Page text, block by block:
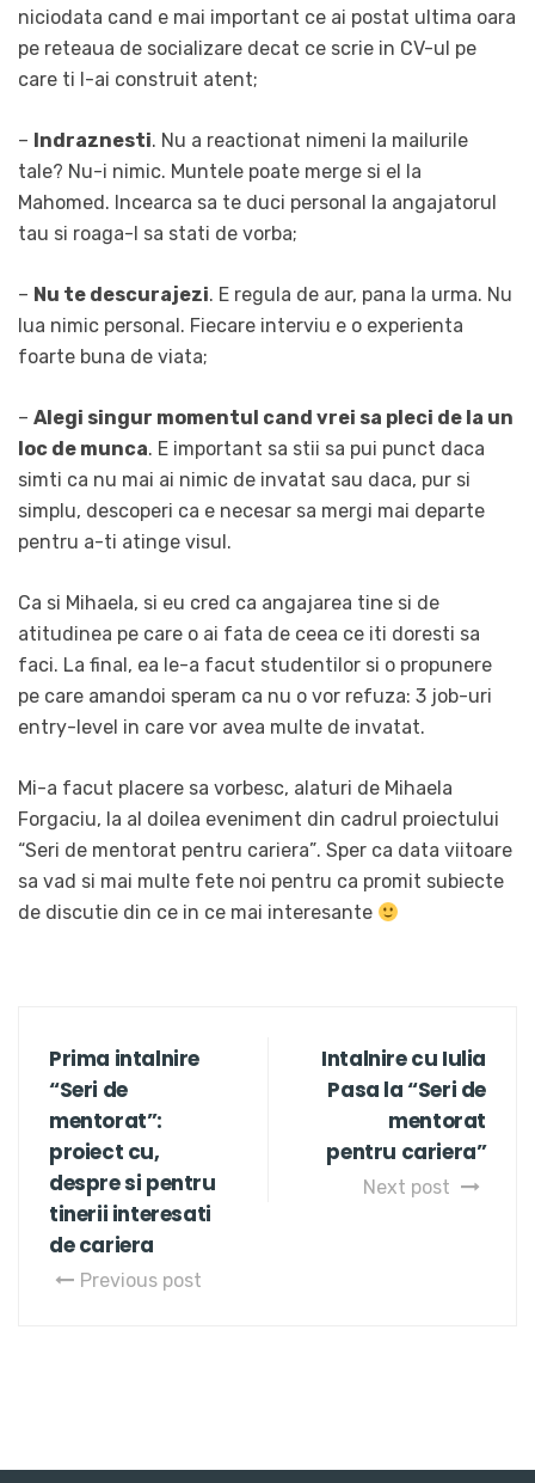
niciodata cand e mai important ce ai postat ultima oara
pe reteaua de socializare decat ce scrie in CV-ul pe
care ti l-ai construit atent;
– Indraznesti. Nu a reactionat nimeni la mailurile
tale? Nu-i nimic. Muntele poate merge si el la
Mahomed. Incearca sa te duci personal la angajatorul
tau si roaga-l sa stati de vorba;
– Nu te descurajezi. E regula de aur, pana la urma. Nu
lua nimic personal. Fiecare interviu e o experienta
foarte buna de viata;
– Alegi singur momentul cand vrei sa pleci de la un
loc de munca. E important sa stii sa pui punct daca
simti ca nu mai ai nimic de invatat sau daca, pur si
simplu, descoperi ca e necesar sa mergi mai departe
pentru a-ti atinge visul.
Ca si Mihaela, si eu cred ca angajarea tine si de
atitudinea pe care o ai fata de ceea ce iti doresti sa
faci. La final, ea le-a facut studentilor si o propunere
pe care amandoi speram ca nu o vor refuza: 3 job-uri
entry-level in care vor avea multe de invatat.
Mi-a facut placere sa vorbesc, alaturi de Mihaela
Forgaciu, la al doilea eveniment din cadrul proiectului
“Seri de mentorat pentru cariera”. Sper ca data viitoare
sa vad si mai multe fete noi pentru ca promit subiecte
de discutie din ce in ce mai interesante
Prima intalnire
“Seri de
mentorat”:
proiect cu,
despre si pentru
tinerii interesati
de cariera
Previous post
Intalnire cu Iulia
Pasa la “Seri de
mentorat
pentru cariera”
Next post